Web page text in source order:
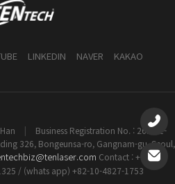
LINKEDIN NAVER KAKAO
|
Business Registration No. : 261-81-
326, Bongeunsa-ro, Gangnam-gu, Seoul,
Contact : +82-70-
/ (whats app) +82-10-4827-1753